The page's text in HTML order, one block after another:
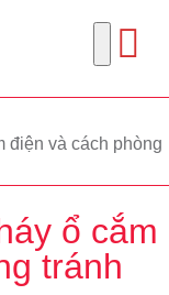
điện và cách phòng
ổ cắm
tránh